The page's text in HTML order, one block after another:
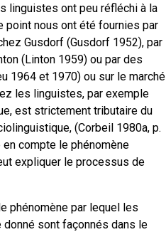
linguistes ont peu réfléchi à la
nous ont été fournies par
Gusdorf (Gusdorf 1952), par
(Linton 1959) ou par des
1964 et 1970) ou sur le marché
les linguistes, par exemple
est strictement tributaire du
(Corbeil 1980a, p.
compte le phénomène
expliquer le processus de
phénomène par lequel les
donné sont façonnés dans le